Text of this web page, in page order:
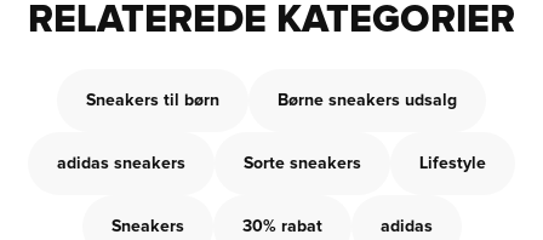
RELATEREDE KATEGORIER
Sneakers til børn Børne sneakers udsalg
adidas sneakers Sorte sneakers Lifestyle
Sneakers 30% rabat adidas